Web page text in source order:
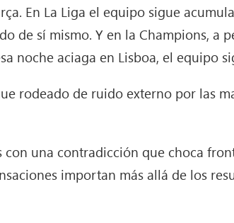
En La Liga el equipo sigue
de sí mismo. Y en la Champions, a
noche aciaga en Lisboa, el equipo
rodeado de ruido externo por las
con una contradicción que choca
importan más allá de los